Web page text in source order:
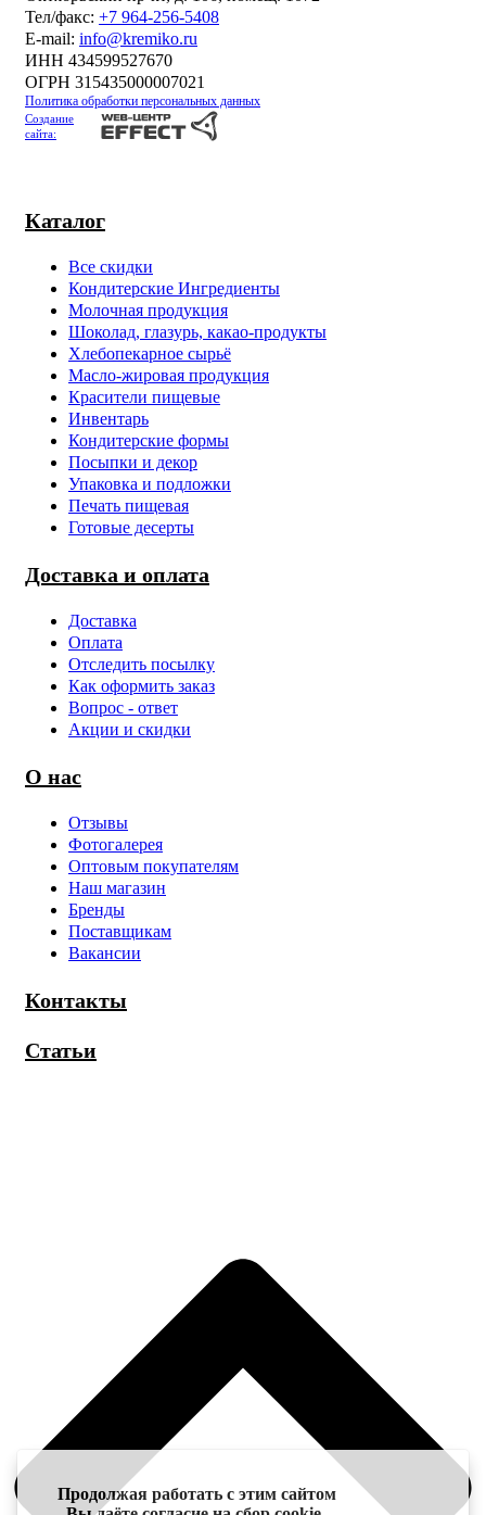
Каталог
Все скидки
Кондитерские Ингредиенты
Молочная продукция
Шоколад, глазурь, какао-продукты
Хлебопекарное сырьё
Масло-жировая продукция
Красители пищевые
Инвентарь
Кондитерские формы
Посыпки и декор
Упаковка и подложки
Печать пищевая
Готовые десерты
Доставка и оплата
Доставка
Оплата
Отследить посылку
Как оформить заказ
Вопрос - ответ
Акции и скидки
О нас
Отзывы
Фотогалерея
Оптовым покупателям
Наш магазин
Бренды
Поставщикам
Вакансии
Контакты
Статьи
Тел/факс: +7 964-256-5408
Е-mail: info@kremiko.ru
ИНН 434599527670
ОГРН 315435000007021
Политика обработки персональных данных
Создание
сайта:
Продолжая работать с этим сайтом